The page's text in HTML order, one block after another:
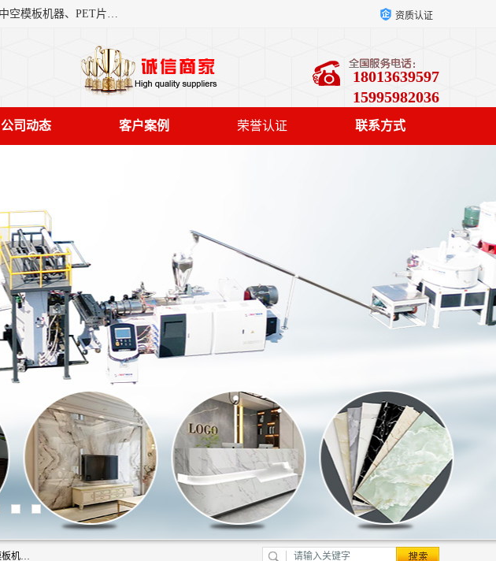
艾斯曼(张家港)技术工程设备有限公司是一家以新型建材生产设备生产制造，公司的主要经营产品有塑料中空模板机器、PET片材设备、可降解餐盒设备、树脂瓦设备、管材生产线、琉璃瓦设备等，艾斯曼机械在国内及国外享有较高盛誉拥有众多长期合作的老客户。 资质认证
18013639597
15995982036
公司动态 客户案例 荣誉认证 联系方式
艾斯曼(张家港)技术工程设备有限公司是一家以新型建材生产设备生产制造，公司的主要经营产品有塑料中空模板机器、PET片材设备、可降解餐盒设备、树脂瓦设备、管材生产线、琉璃瓦设备等，艾斯曼机械在国内及国外享有较高盛誉拥有众多长期合作的老客户。